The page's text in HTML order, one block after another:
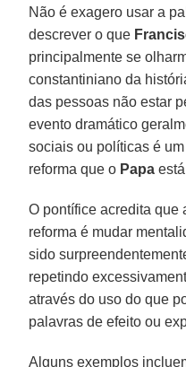
Não é exagero usar a
descrever o que
principalmente se
constantiniano da
das pessoas não estar
evento dramático
sociais ou políticas é
reforma que o Papa
O pontífice acredita que
reforma é mudar
sido
repetindo
através do uso do que
palavras de efeito ou
Alguns exemplos